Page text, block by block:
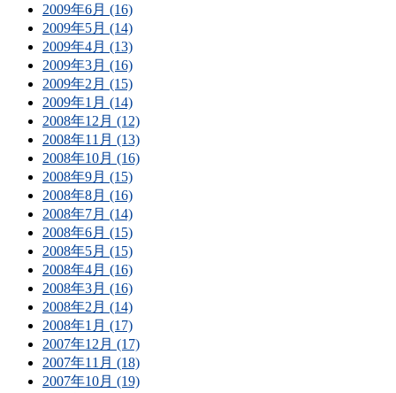
2009年6月 (16)
2009年5月 (14)
2009年4月 (13)
2009年3月 (16)
2009年2月 (15)
2009年1月 (14)
2008年12月 (12)
2008年11月 (13)
2008年10月 (16)
2008年9月 (15)
2008年8月 (16)
2008年7月 (14)
2008年6月 (15)
2008年5月 (15)
2008年4月 (16)
2008年3月 (16)
2008年2月 (14)
2008年1月 (17)
2007年12月 (17)
2007年11月 (18)
2007年10月 (19)